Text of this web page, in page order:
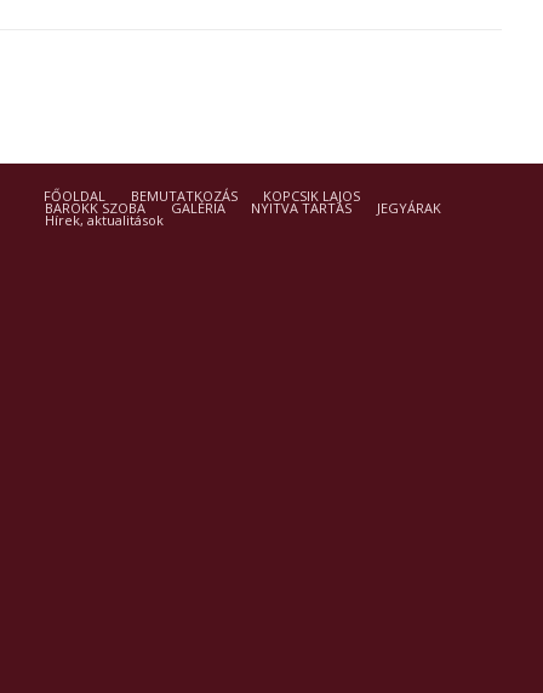
FŐOLDAL BEMUTATKOZÁS KOPCSIK LAJOS
BAROKK SZOBA GALÉRIA NYITVA TARTÁS JEGYÁRAK
Hírek, aktualitások